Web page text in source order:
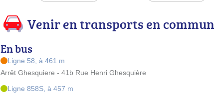
Venir en transports en commun
En bus
Ligne 58, à 461 m
Arrêt Ghesquiere - 41b Rue Henri Ghesquière
Ligne 858S, à 457 m